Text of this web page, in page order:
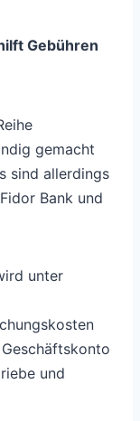
Gebühren
gemacht
sind allerdings
Bank und
unter
und